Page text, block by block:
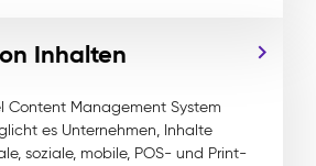
Inhalten
Content Management System
es Unternehmen, Inhalte
soziale, mobile, POS- und Print-